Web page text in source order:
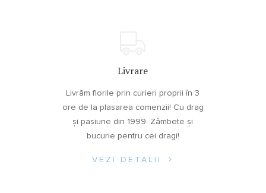
Livrare
Livrăm florile prin curieri proprii în 3
ore de la plasarea comenzii! Cu drag
și pasiune din 1999. Zâmbete și
bucurie pentru cei dragi!
VEZI DETALII